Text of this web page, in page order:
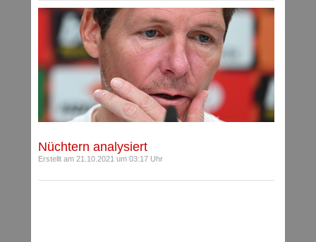
Nüchtern analysiert
Erstellt am 21.10.2021 um 03:17 Uhr